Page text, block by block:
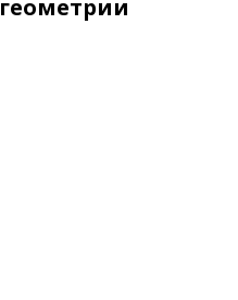
+370 667 80 541
геометрии